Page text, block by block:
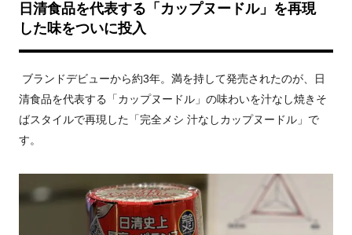
日清食品を代表する「カップヌードル」を再現
した味をついに投入
ブランドデビューから約3年。満を持して発売されたのが、日
清食品を代表する「カップヌードル」の味わいを汁なし焼きそ
ばスタイルで再現した「完全メシ 汁なしカップヌードル」で
す。